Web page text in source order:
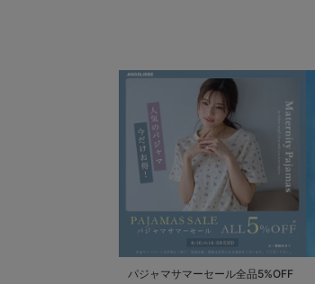
パジャマサマーセール全品5%OFF